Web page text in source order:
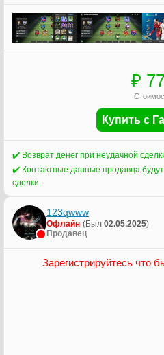
₽
Купить с
✔️ Возврат денег при неудачной
✔️ Контактные данные продавца
сделки.
123qwww
Офлайн (Был 02.05.2025)
Продавец
Зарегистрируйтесь что